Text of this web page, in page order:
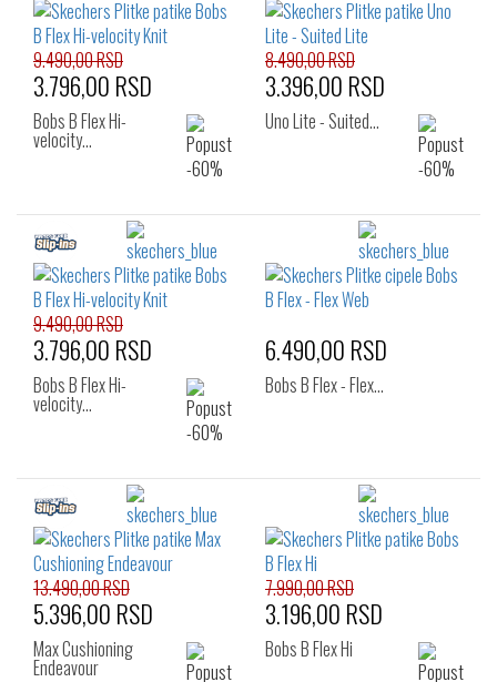
9.490,00 RSD
3.796,00 RSD
Bobs B Flex Hi-
velocity…
8.490,00 RSD
3.396,00 RSD
Uno Lite - Suited…
9.490,00 RSD
3.796,00 RSD
Bobs B Flex Hi-
velocity…
6.490,00 RSD
Bobs B Flex - Flex…
13.490,00 RSD
5.396,00 RSD
Max Cushioning
Endeavour
7.990,00 RSD
3.196,00 RSD
Bobs B Flex Hi